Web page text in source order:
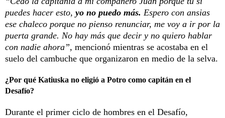
puedes hacer esto, yo no puedo más. Espero con ansias
ese chaleco porque no pienso renunciar, me voy a ir por la
puerta grande. No hay más que decir y no quiero hablar
con nadie ahora”, mencionó mientras se acostaba en el
suelo del cambuche que organizaron en medio de la selva.
¿Por qué Katiuska no eligió a Potro como capitán en el
Desafío?
Durante el primer ciclo de hombres en el Desafío,